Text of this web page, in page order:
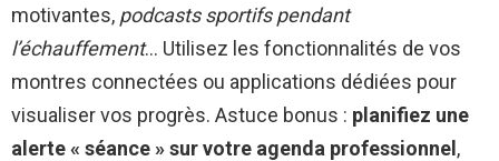
motivantes, podcasts sportifs pendant
l’échauffement… Utilisez les fonctionnalités de vos
montres connectées ou applications dédiées pour
visualiser vos progrès. Astuce bonus : planifiez une
alerte « séance » sur votre agenda professionnel ,